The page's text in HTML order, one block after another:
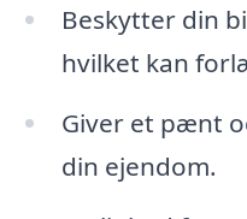
Beskytter din
hvilket kan
Giver et pænt
din ejendom.